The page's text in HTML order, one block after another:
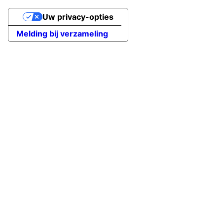
Melding bij verzameling
Uw privacy-opties